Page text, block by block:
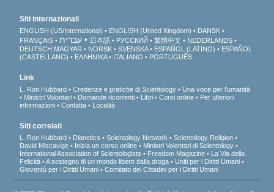
Siti internazionali
ENGLISH (US/International) ENGLISH (United Kingdom)
DANSK
FRANÇAIS
עברית 日本語 РУССКИЙ 繁體中文
NEDERLANDS
DEUTSCH MAGYAR NORSK SVENSKA ESPAÑOL (LATINO)
ESPAÑOL
(CASTELLANO)
ΕΛΛΗΝΙΚA ITALIANO PORTUGUÊS
Link
L. Ron Hubbard Credenze e pratiche di Scientology
Una voce per l’umanità
Ministri Volontari
Domande ricorrenti Libri Corsi online
Per ulteriori
informazioni
Contatta Località
Siti correlati
L. Ron Hubbard Dianetics Scientology Network
Scientology Religion
David Miscavige
Inizia un corso online
Ministri Volontari di Scientology
International Association of Scientologists
Freedom Magazine
La Via della
Felicità
A sostegno di un mondo libero dalla droga
Uniti per i Diritti Umani
Gioventù per i Diritti Umani
Comitato dei Cittadini per i Diritti Umani